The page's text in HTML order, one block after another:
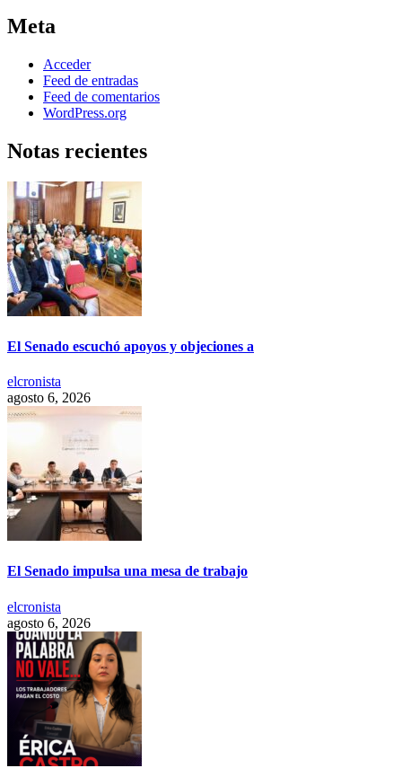
Meta
Acceder
Feed de entradas
Feed de comentarios
WordPress.org
Notas recientes
El Senado escuchó apoyos y objeciones a
elcronista
agosto 6, 2026
El Senado impulsa una mesa de trabajo
elcronista
agosto 6, 2026